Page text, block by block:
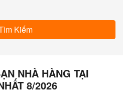
Kiếm
NHÀ HÀNG TẠI
8/2026